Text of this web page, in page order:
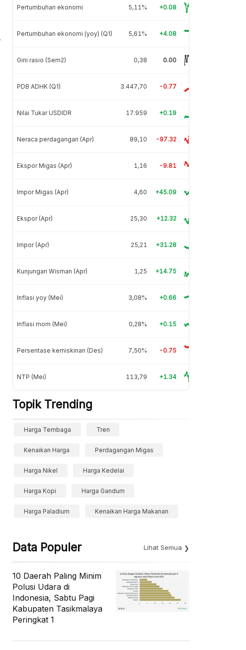
Pertumbuhan ekonomi 5,11% +0.08
Pertumbuhan ekonomi (yoy) (Q1) 5,61% +4.08
Gini rasio (Sem2) 0,38 0.00
PDB ADHK (Q1) 3.447,70 -0.77
Nilai Tukar USDIDR 17.959 +0.19
Neraca perdagangan (Apr) 89,10 -97.32
Ekspor Migas (Apr) 1,16 -9.81
Impor Migas (Apr) 4,60 +45.09
Ekspor (Apr) 25,30 +12.32
Impor (Apr) 25,21 +31.28
Kunjungan Wisman (Apr) 1,25 +14.75
Inflasi yoy (Mei) 3,08% +0.66
Inflasi mom (Mei) 0,28% +0.15
Persentase kemiskinan (Des) 7,50% -0.75
NTP (Mei) 113,79 +1.34
Topik Trending
Harga Tembaga Tren
Kenaikan Harga Perdagangan Migas
Harga Nikel Harga Kedelai
Harga Kopi Harga Gandum
Harga Paladium Kenaikan Harga Makanan
Data Populer Lihat Semua
10 Daerah Paling Minim
Polusi Udara di
Indonesia, Sabtu Pagi
Kabupaten Tasikmalaya
Peringkat 1